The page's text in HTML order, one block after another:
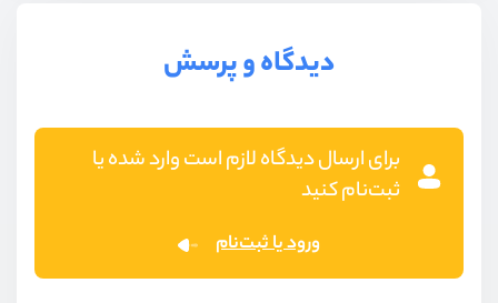
دیدگاه و پرسش
برای ارسال دیدگاه لازم است وارد شده یا
ثبت‌نام کنید
ورود یا ثبت‌نام